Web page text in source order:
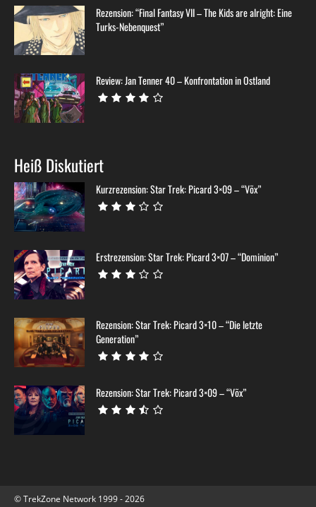
Rezension: “Final Fantasy VII – The Kids are alright: Eine
Turks-Nebenquest”
Review: Jan Tenner 40 – Konfrontation in Ostland
Heiß Diskutiert
Kurzrezension: Star Trek: Picard 3×09 – “Võx”
Erstrezension: Star Trek: Picard 3×07 – “Dominion”
Rezension: Star Trek: Picard 3×10 – “Die letzte
Generation”
Rezension: Star Trek: Picard 3×09 – “Võx”
© TrekZone Network 1999 - 2026